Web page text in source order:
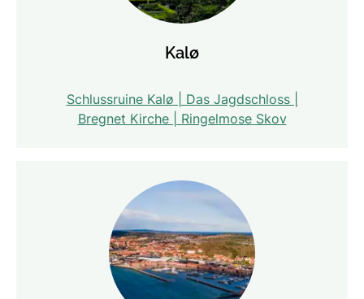
Kalø
Schlussruine Kalø | Das Jagdschloss |
Bregnet Kirche | Ringelmose Skov